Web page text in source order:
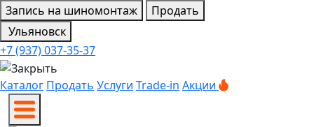
Запись на шиномонтаж
Продать
Ульяновск
+7 (937) 037-35-37
Каталог Продать Услуги Trade-in Акции